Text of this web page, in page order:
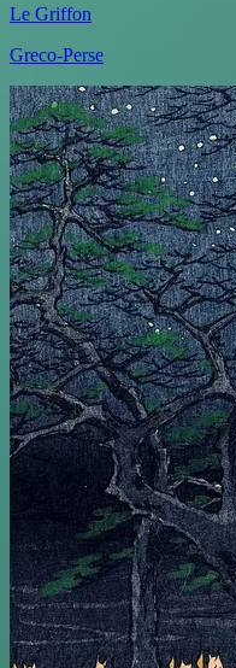
Le Griffon
Greco-Perse